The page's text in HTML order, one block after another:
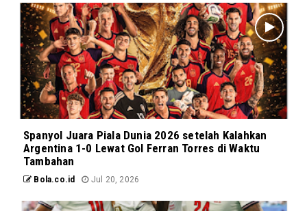
Spanyol Juara Piala Dunia 2026 setelah Kalahkan
Argentina 1-0 Lewat Gol Ferran Torres di Waktu
Tambahan
Bola.co.id Jul 20, 2026